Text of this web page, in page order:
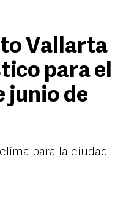
Vallarta
para el
junio de
para la ciudad